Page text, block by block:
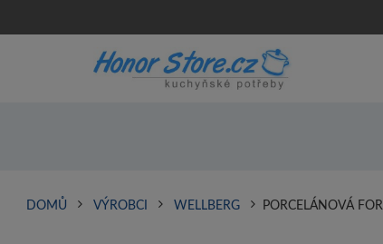
DOMŮ VÝROBCI WELLBERG PORCELÁNOVÁ